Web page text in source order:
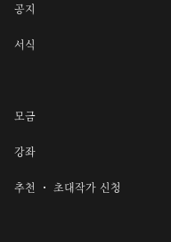
공지
서식
모금
강좌
추천 ・ 초대작가 신청